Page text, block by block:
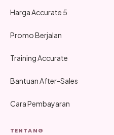
Harga Accurate 5
Promo Berjalan
Training Accurate
Bantuan After-Sales
Cara Pembayaran
TENTANG